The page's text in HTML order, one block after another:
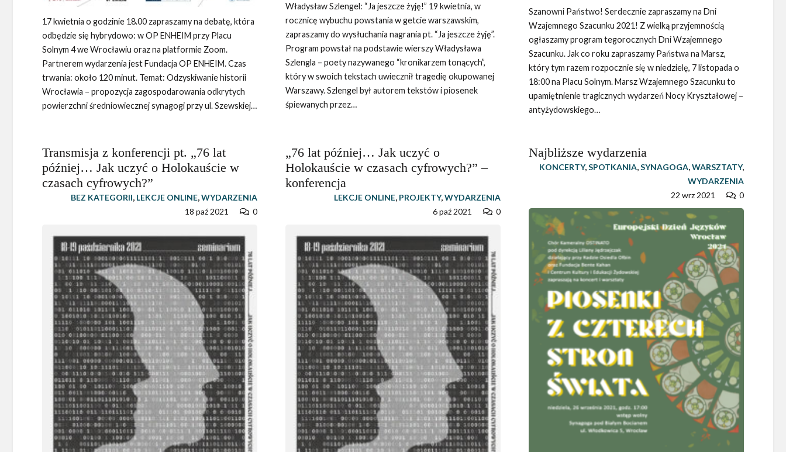
17 kwietnia o godzinie 18.00 zapraszamy na debatę, która
odbędzie się hybrydowo: w OP ENHEIM przy Placu
Solnym 4 we Wrocławiu oraz na platformie Zoom.
Partnerem wydarzenia jest Fundacja OP ENHEIM. Czas
trwania: około 120 minut. Temat: Odzyskiwanie historii
Wrocławia – propozycja zagospodarowania odkrytych
powierzchni średniowiecznej synagogi przy ul. Szewskiej…
Władysław Szlengel: “Ja jeszcze żyję!” 19 kwietnia, w
rocznicę wybuchu powstania w getcie warszawskim,
zapraszamy do wysłuchania nagrania pt. “Ja jeszcze żyję”.
Program powstał na podstawie wierszy Władysława
Szlengla – poety nazywanego “kronikarzem tonących”,
który w swoich tekstach uwiecznił tragedię okupowanej
Warszawy. Szlengel był autorem tekstów i piosenek
śpiewanych przez…
Szanowni Państwo! Serdecznie zapraszamy na Dni
Wzajemnego Szacunku 2021! Z wielką przyjemnością
ogłaszamy program tegorocznych Dni Wzajemnego
Szacunku. Jak co roku zapraszamy Państwa na Marsz,
który tym razem rozpocznie się w niedzielę, 7 listopada o
18:00 na Placu Solnym. Marsz Wzajemnego Szacunku to
upamiętnienie tragicznych wydarzeń Nocy Kryształowej –
antyżydowskiego…
Transmisja z konferencji pt. „76 lat
później… Jak uczyć o Holokauście w
czasach cyfrowych?”
BEZ KATEGORII, LEKCJE ONLINE,WYDARZENIA
18 paź 2021
0
„76 lat później… Jak uczyć o
Holokauście w czasach cyfrowych?” –
konferencja
LEKCJE ONLINE, PROJEKTY,WYDARZENIA
6 paź 2021
0
Najbliższe wydarzenia
KONCERTY,SPOTKANIA,SYNAGOGA,WARSZTATY,
WYDARZENIA
22 wrz 2021
0